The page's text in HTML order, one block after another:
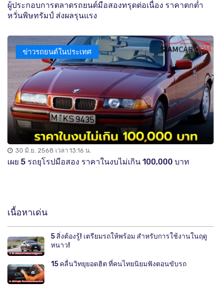
ผู้ประกอบการตลาดรถยนต์มือสองทรุดต่อเนื่อง ราคาตกต่ำ
หวั่นพิษทรัมป์ ส่งผลรุนแรง
ข่าวรถยนต์ในประเทศ
30 มิ.ย. 2568 เวลา 13:16 น.
เผย 5 รถยุโรปมือสอง ราคาในงบไม่เกิน 100,000 บาท
เนื้อหาเด่น
5 สิ่งต้องรู้! เตรียมรถให้พร้อม สำหรับการใช้งานในฤดู
หนาว!
15 คลื่นวิทยุยอดฮิต ที่คนไทยนิยมฟังตอนขับรถ